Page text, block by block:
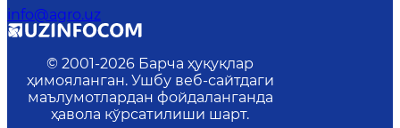
info@agro.uz
© 2001-2026 Барча ҳуқуқлар
ҳимояланган. Ушбу веб-сайтдаги
маълумотлардан фойдаланганда
ҳавола кўрсатилиши шарт.